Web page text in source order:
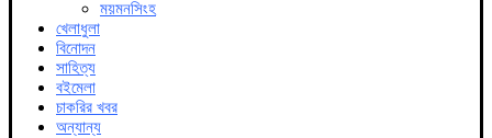
ময়মনসিংহ
খেলাধুলা
বিনোদন
সাহিত্য
বইমেলা
চাকরির খবর
অন্যান্য